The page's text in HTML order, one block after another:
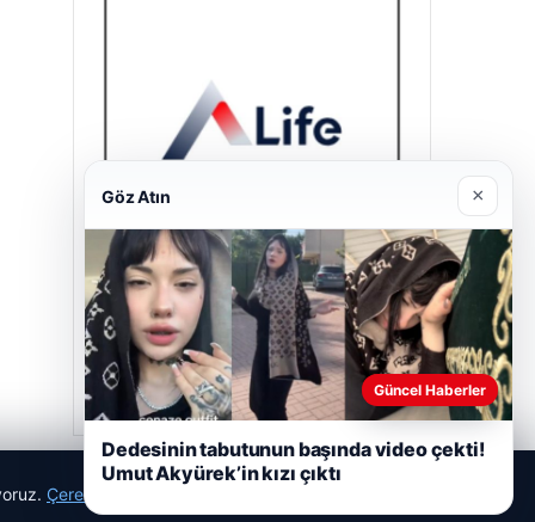
A Life Ankara Hastanesi
27/03/2026
Çerez Politikamız
Göz Atın ×
Güncel Haberler
Dedesinin tabutunun başında video çekti!
Umut Akyürek’in kızı çıktı